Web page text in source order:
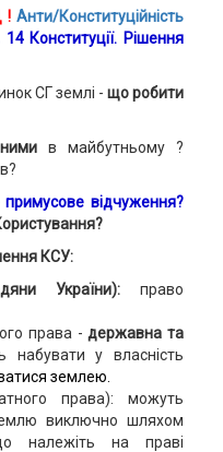
!Анти/Конституційність
Конституції. Рішення
СГ землі - що робити
в майбутньому ?
відчуження?
КСУ:
України):право
права -державна та
у власність
землею.
права): можуть
виключно шляхом
належіть на праві